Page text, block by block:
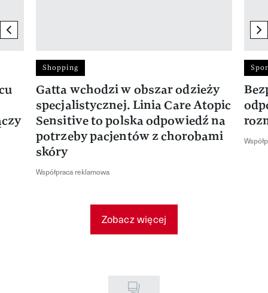
previous element
Shopping
Gatta wchodzi w obszar odzieży
specjalistycznej. Linia Care Atopic
Sensitive to polska odpowiedź na
potrzeby pacjentów z chorobami
skóry
Współpraca reklamowa
Zobacz więcej